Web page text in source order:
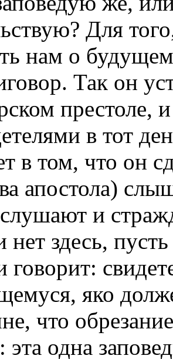
Для
нам о будущем
Так он
престоле,
в тот
в том, что он
апостола)
и
нет здесь,
говорит:
яко
что
эта одна